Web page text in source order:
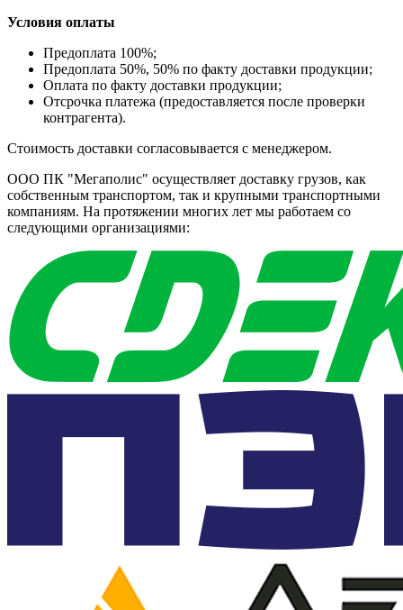
Условия оплаты
Предоплата 100%;
Предоплата 50%, 50% по факту доставки продукции;
Оплата по факту доставки продукции;
Отсрочка платежа (предоставляется после проверки
контрагента).
Стоимость доставки согласовывается с менеджером.
ООО ПК "Мегаполис" осуществляет доставку грузов, как
собственным транспортом, так и крупными транспортными
компаниям. На протяжении многих лет мы работаем со
следующими организациями: